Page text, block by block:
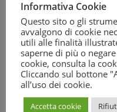
organizzato dal
Padova, presso la Sala…
Continue Reading
Informativa Cookie
Questo sito o gli
avvalgono di cookie
utili alle finalità
saperne di più o
cookie, consulta la
Cliccando sul bottone
all’uso dei cookie.
Accetta cookie